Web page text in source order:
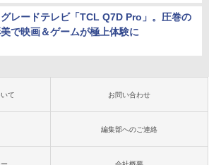
レードテレビ「TCL Q7D Pro」。圧巻の
で映画＆ゲームが極上体験に
て お問い合わせ
編集部へのご連絡